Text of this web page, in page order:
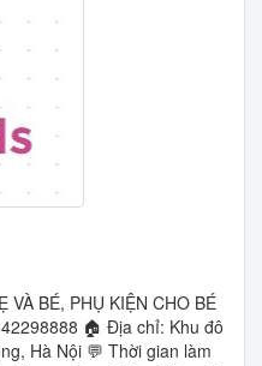
VÀ BÉ, PHỤ KIỆN CHO BÉ
🏠 Địa chỉ: Khu đô
Hà Nội 💬 Thời gian làm